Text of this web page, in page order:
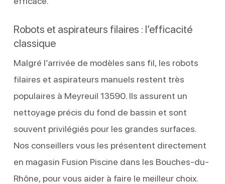
Robots et aspirateurs filaires : l’efficacité
classique
Malgré l’arrivée de modèles sans fil, les robots
filaires et aspirateurs manuels restent très
populaires à Meyreuil 13590. Ils assurent un
nettoyage précis du fond de bassin et sont
souvent privilégiés pour les grandes surfaces.
Nos conseillers vous les présentent directement
en magasin Fusion Piscine dans les Bouches-du-
Rhône, pour vous aider à faire le meilleur choix.